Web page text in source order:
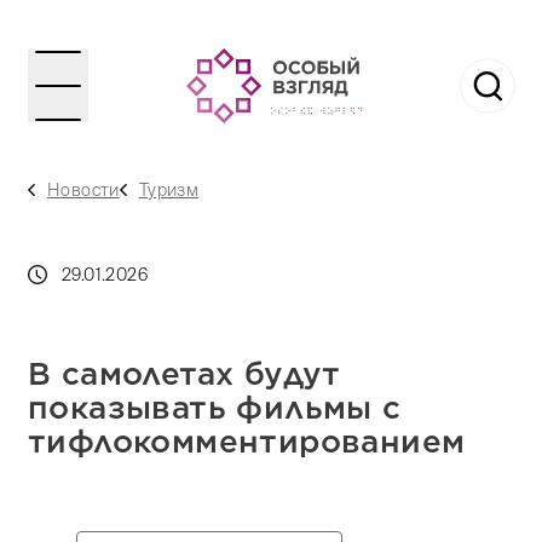
Новости Туризм
29.01.2026
В самолетах будут
показывать фильмы с
тифлокомментированием